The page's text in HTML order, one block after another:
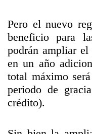
Pero el nuevo
beneficio para
podrán ampliar
en un año
total máximo
periodo de
crédito).